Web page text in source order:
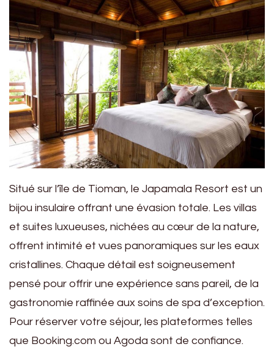
Situé sur l’île de Tioman, le Japamala Resort est un
bijou insulaire offrant une évasion totale. Les villas
et suites luxueuses, nichées au cœur de la nature,
offrent intimité et vues panoramiques sur les eaux
cristallines. Chaque détail est soigneusement
pensé pour offrir une expérience sans pareil, de la
gastronomie raffinée aux soins de spa d’exception.
Pour réserver votre séjour, les plateformes telles
que Booking.com ou Agoda sont de confiance.